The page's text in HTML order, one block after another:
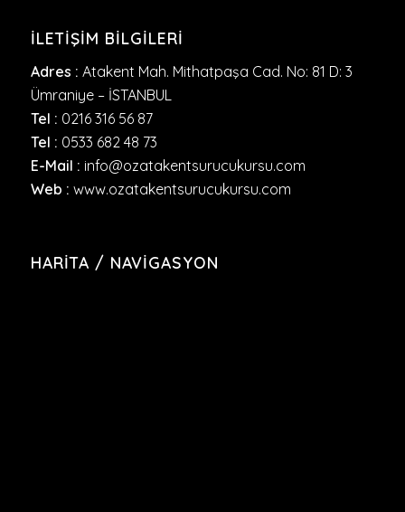
İLETIŞIM BILGILERI
Adres : Atakent Mah. Mithatpaşa Cad. No: 81 D: 3
Ümraniye – İSTANBUL
Tel : 0216 316 56 87
Tel : 0533 682 48 73
E-Mail : info@ozatakentsurucukursu.com
Web : www.ozatakentsurucukursu.com
HARITA / NAVIGASYON